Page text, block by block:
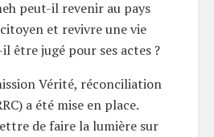
peut-il revenir au pays
et revivre une vie
être jugé pour ses actes ?
Vérité, réconciliation
a été mise en place.
de faire la lumière sur